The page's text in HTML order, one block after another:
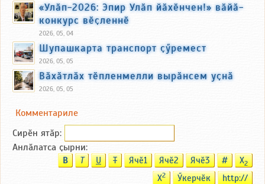
«Улӑп-2026: Эпир Улӑп йӑхӗнчен!» вӑйӑ-
конкурс вӗҫленнӗ
2026, 05, 04
Шупашкарта транспорт ҫӳремест
2026, 05, 05
Вӑхӑтлӑх тӗпленмелли вырӑнсем уҫнӑ
2026, 05, 05
Комментариле
Сирӗн ятӑp:
Анлӑлатса ҫырни:
B T U T Ячӗ1 Ячӗ2 Ячӗ3 # X2
X2 Ӳкерчӗк http://